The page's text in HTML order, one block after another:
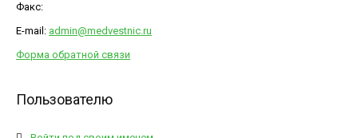
Факс:
E-mail: admin@medvestnic.ru
Форма обратной связи
Пользователю